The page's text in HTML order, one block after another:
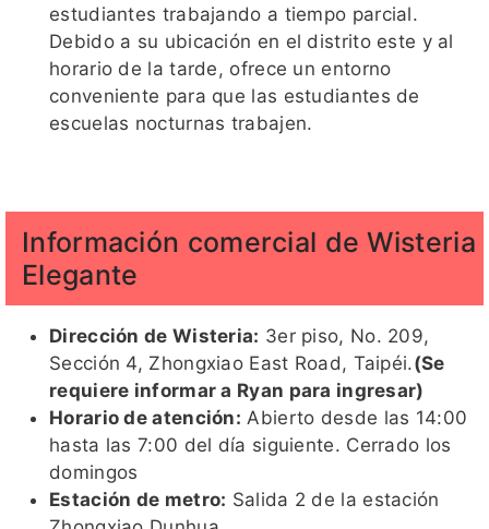
estudiantes trabajando a tiempo parcial.
Debido a su ubicación en el distrito este y al
horario de la tarde, ofrece un entorno
conveniente para que las estudiantes de
escuelas nocturnas trabajen.
Información comercial de Wisteria
Elegante
Dirección de Wisteria: 3er piso, No. 209,
Sección 4, Zhongxiao East Road, Taipéi.(Se
requiere informar a Ryan para ingresar)
Horario de atención: Abierto desde las 14:00
hasta las 7:00 del día siguiente. Cerrado los
domingos
Estación de metro: Salida 2 de la estación